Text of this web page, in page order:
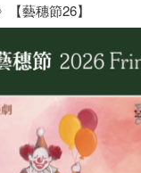
【藝穗節26】